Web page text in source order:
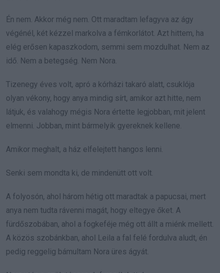
Én nem. Akkor még nem. Ott maradtam lefagyva az ágy
végénél, két kézzel markolva a fémkorlátot. Azt hittem, ha
elég erősen kapaszkodom, semmi sem mozdulhat. Nem az
idő. Nem a betegség. Nem Nora.
Tizenegy éves volt, apró a kórházi takaró alatt, csuklója
olyan vékony, hogy anya mindig sírt, amikor azt hitte, nem
látjuk, és valahogy mégis Nora értette legjobban, mit jelent
elmenni. Jobban, mint bármelyik gyereknek kellene.
Amikor meghalt, a ház elfelejtett hangos lenni.
Senki sem mondta ki, de mindenütt ott volt.
A folyosón, ahol három hétig ott maradtak a papucsai, mert
anya nem tudta rávenni magát, hogy eltegye őket. A
fürdőszobában, ahol a fogkeféje még ott állt a miénk mellett.
A közös szobánkban, ahol Leila a fal felé fordulva aludt, én
pedig reggelig bámultam Nora üres ágyát.